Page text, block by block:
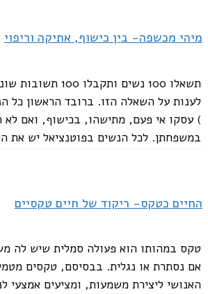
מיהי מכשפה- בין כישוף, אתיקה וריפוי
תשאלו 100 נשים
לענות על השאלה הזו. ברובד הראשון כל
) עסקו אי פעם, מתישהו, בכישוף, ואם לא
במשפחתן. לכל הנשים בפוטנציאל יש את
החיים כטקס- ריקוד של חיים טקסיים
טקס במהותו הוא פעולה סמלית שיש לה
אם נסתרת או נגלית. בבסיסם, טקסים
האנושי ליצירת משמעות, ומציעים אמצעי